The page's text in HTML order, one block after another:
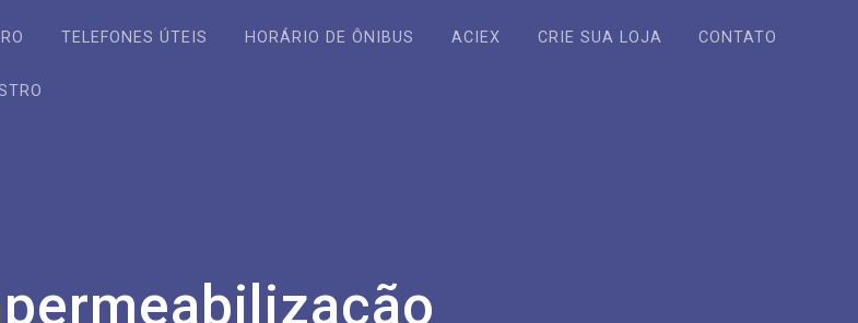
TELEFONES ÚTEIS HORÁRIO DE ÔNIBUS ACIEX CRIE SUA LOJA CONTATO